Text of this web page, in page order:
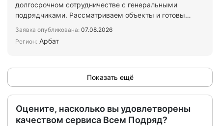
долгосрочном сотрудничестве с генеральными
подрядчиками. Рассматриваем объекты и готовы
Заявка опубликована: 07.08.2026
Регион: Арбат
Показать ещё
Оцените, насколько вы удовлетворены
качеством сервиса Всем Подряд?